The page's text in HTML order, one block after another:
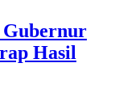
Gubernur
Hasil